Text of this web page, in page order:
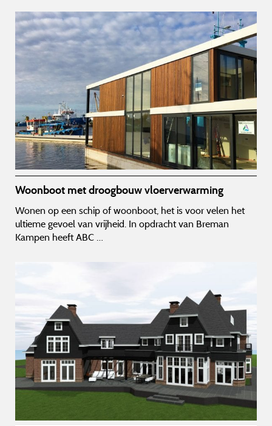
Woonboot met droogbouw vloerverwarming
Wonen op een schip of woonboot, het is voor velen het
ultieme gevoel van vrijheid. In opdracht van Breman
Kampen heeft ABC …